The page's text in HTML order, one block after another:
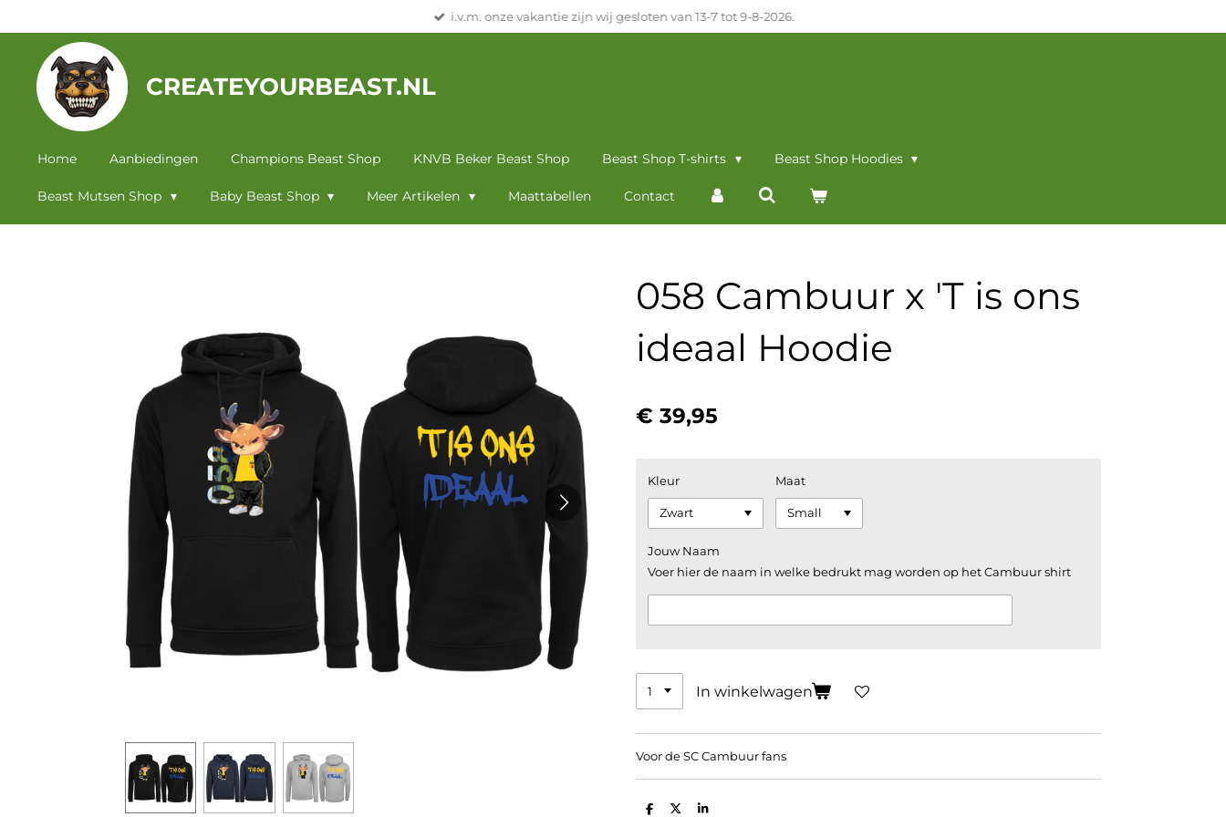
hoofdinhoud
i.v.m. onze vakantie zijn wij gesloten van 13-7 tot 9-8-2026.
CREATEYOURBEAST.NL
Home Aanbiedingen Champions Beast Shop KNVB Beker Beast Shop Beast Shop T-shirts Beast Shop Hoodies
Beast Mutsen Shop Baby Beast Shop Meer Artikelen Maattabellen Contact
058 Cambuur x 'T is ons
ideaal Hoodie
€ 39,95
Kleur Maat
Jouw Naam
Voer hier de naam in welke bedrukt mag worden op het Cambuur shirt
In winkelwagen
Voor de SC Cambuur fans
D D S